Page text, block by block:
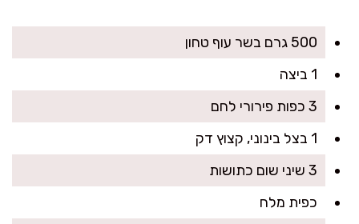
500 גרם בשר עוף טחון
1 ביצה
3 כפות פירורי לחם
1 בצל בינוני, קצוץ דק
3 שיני שום כתושות
כפית מלח